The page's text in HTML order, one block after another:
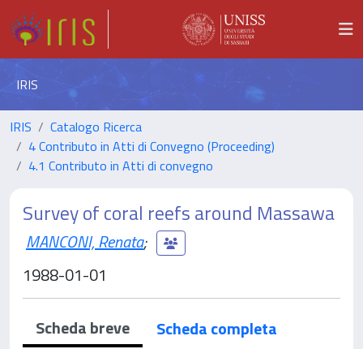
IRIS
IRIS
Catalogo Ricerca
4 Contributo in Atti di Convegno (Proceeding)
4.1 Contributo in Atti di convegno
Survey of coral reefs around Massawa
MANCONI, Renata;
1988-01-01
Scheda breve
Scheda completa